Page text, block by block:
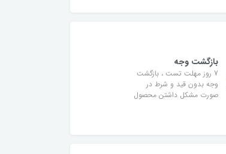
بازگشت وجه
7 روز مهلت تست ، بازگشت
وجه بدون قید و شرط در
صورت مشکل داشتن محصول